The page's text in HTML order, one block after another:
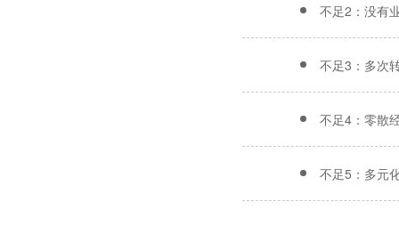
不足2：没有
不足3：多次
不足4：零散
不足5：多元